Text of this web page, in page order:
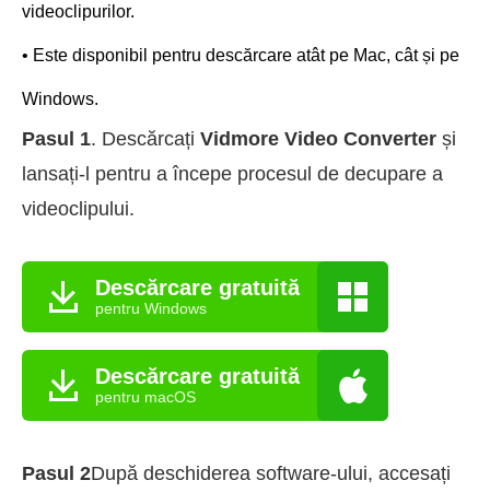
videoclipurilor.
• Este disponibil pentru descărcare atât pe Mac, cât și pe
Windows.
Pasul 1. Descărcați Vidmore Video Converter și
lansați-l pentru a începe procesul de decupare a
videoclipului.
Descărcare gratuită
pentru Windows
Descărcare gratuită
pentru macOS
Pasul 2După deschiderea software-ului, accesați